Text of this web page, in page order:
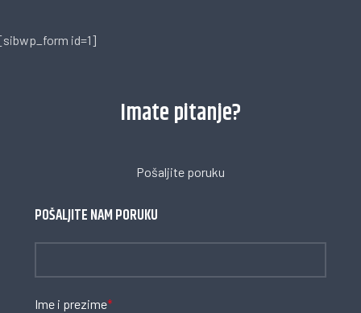
id=1]
Imate pitanje?
Pošaljite poruku
POŠALJITE NAM PORUKU
Ime i prezime*